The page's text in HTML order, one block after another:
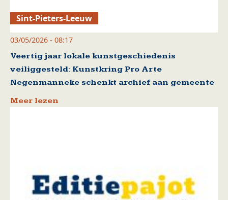
Sint-Pieters-Leeuw
03/05/2026 - 08:17
Veertig jaar lokale kunstgeschiedenis
veiliggesteld: Kunstkring Pro Arte
Negenmanneke schenkt archief aan gemeente
Meer lezen